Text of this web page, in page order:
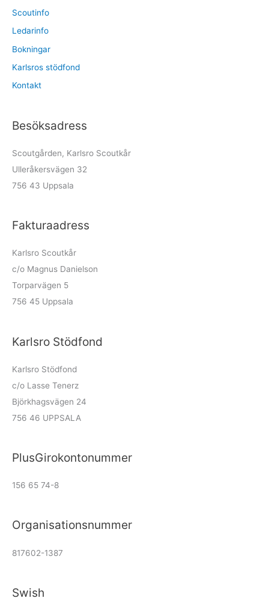
Scoutinfo
Ledarinfo
Bokningar
Karlsros stödfond
Kontakt
Besöksadress
Scoutgården, Karlsro Scoutkår
Ulleråkersvägen 32
756 43 Uppsala
Fakturaadress
Karlsro Scoutkår
c/o Magnus Danielson
Torparvägen 5
756 45 Uppsala
Karlsro Stödfond
Karlsro Stödfond
c/o Lasse Tenerz
Björkhagsvägen 24
756 46 UPPSALA
PlusGirokontonummer
156 65 74-8
Organisationsnummer
817602-1387
Swish